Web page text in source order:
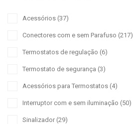
Acessórios (37)
Conectores com e sem Parafuso (217)
Termostatos de regulação (6)
Termostato de segurança (3)
Acessórios para Termostatos (4)
Interruptor com e sem iluminação (50)
Sinalizador (29)